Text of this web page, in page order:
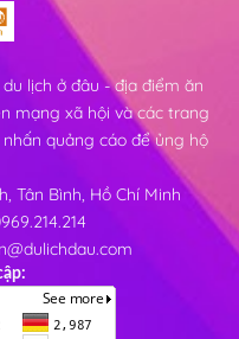
lịch ở đâu - địa điểm ăn
mạng xã hội và các trang
quảng cáo để ủng hộ
Tân Bình, Hồ Chí Minh